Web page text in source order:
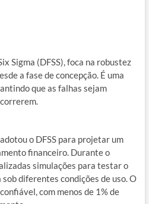
Sigma (DFSS), foca na robustez
a fase de concepção. É uma
que as falhas sejam
o DFSS para projetar um
financeiro. Durante o
simulações para testar o
diferentes condições de uso. O
com menos de 1% de